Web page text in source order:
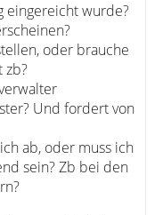
eingereicht wurde?
oder brauche
zb?
Und fordert von
ab, oder muss ich
sein? Zb bei den